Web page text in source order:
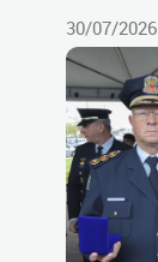
30/07/2026